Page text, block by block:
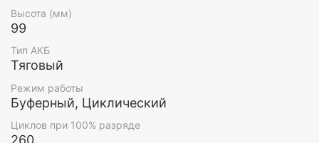
Высота (мм)
99
Тип АКБ
Тяговый
Режим работы
Буферный, Циклический
Циклов при 100% разряде
260